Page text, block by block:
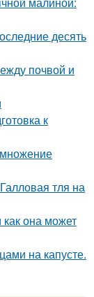
десять
почвой и
к
тля на
как она может
на капусте.